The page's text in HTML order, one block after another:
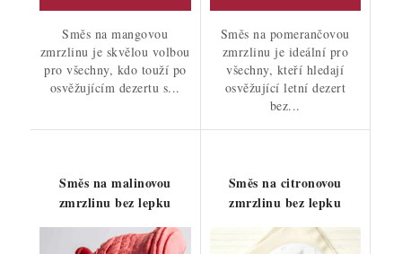
Směs na mangovou
zmrzlinu je skvělou volbou
pro všechny, kdo touží po
osvěžujícím dezertu s...
Směs na pomerančovou
zmrzlinu je ideální pro
všechny, kteří hledají
osvěžující letní dezert
bez...
Směs na malinovou
zmrzlinu bez lepku
Směs na citronovou
zmrzlinu bez lepku